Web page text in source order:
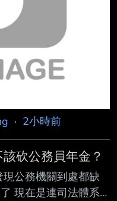
，並推測支持者皆倒
調》今年1月與5月
體支持度從12.1%下
間的支持度稍微上
· 2小時前
砍公務員年金？
公務機關到處都缺
現在是連司法體系